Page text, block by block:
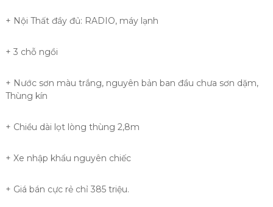
+ Nội Thất đầy đủ: RADIO, máy lạnh
+ 3 chỗ ngồi
+ Nước sơn màu trắng, nguyên bản ban đầu chưa sơn dặm,
Thùng kín
+ Chiều dài lọt lòng thùng 2,8m
+ Xe nhập khẩu nguyên chiếc
+ Giá bán cực rẻ chỉ 385 triệu.